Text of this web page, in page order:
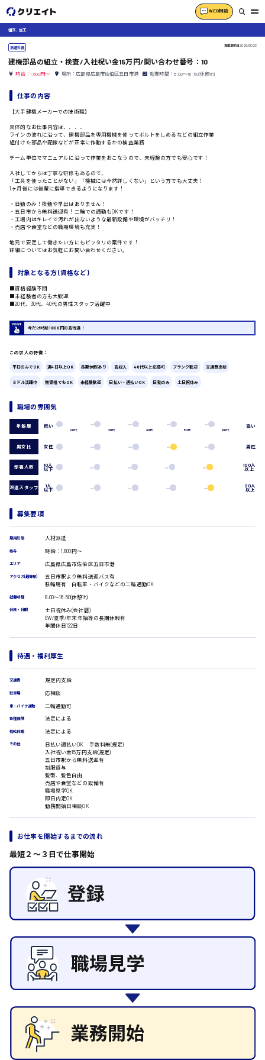
WEB相談
製造・軽作業・物流系
組立、加工
ピッキング・仕分け
看護師
オフィスワーク系
貿易事務
データ入力
コールセンターオペレーター
一般事務
経理事務
IT・クリエイティブ系
DTPオペレーター
CADオペレーター
WEBデザイナー
校正・編集
カスタマーエンジニア
レジ
ラウンダー営業
ルート営業
その他の専門職
自動車整備士
配送・ドライバー
広島市西区
広島市安佐南区
広島市安佐北区
広島市安芸区
安芸太田町
安芸郡
時給1400円～
時給1500円以上
時給制すべて
日給8000円～
日給9000円～
日給10000円以上
組立、加工
派遣社員 掲載更新日2026/06/23
建機部品の組立・検査/入社祝い金15万円/問い合わせ番号：10
時給：1,800円～ 場所：広島県広島市佐伯区五日市港 就業時間：8:00〜16:50(休憩1h)
仕事の内容
【大手建機メーカーでの技術職】
具体的なお仕事内容は、、、、
ラインの流れに沿って、建機部品を専用機械を使ってボルトをしめるなどの組立作業
組付けた部品や配線などが正常に作動するかの検査業務
チーム単位でマニュアルに沿って作業をおこなうので、未経験の方でも安心です！
入社してからは丁寧な研修もあるので、
「工具を使ったことがない」「機械には全然詳しくない」という方でも大丈夫！
1ヶ月後には後輩に指導できるようになります！
・日勤のみ！夜勤や早出はありません！
・五日市から無料送迎有！二輪での通勤もOKです！
・工場内はキレイで汚れが出ないような最新設備や環境がバッチリ！
・売店や食堂などの職場環境も充実！
地元で安定して働きたい方にもピッタリの案件です！
詳細についてはお気軽にお問い合わせください。
対象となる方 (資格など)
■資格経験不問
■未経験者の方も大歓迎
■20代、30代、40代の男性スタッフ活躍中
今だけ時給1800円の高待遇！
この求人の特徴：
平日のみでOK 週4日以上OK 長期休暇あり 高収入 40代以上応募可 ブランク歓迎 交通費支給
ミドル活躍中 無資格でもOK 未経験歓迎 日払い・週払いOK 日勤のみ 土日祝休み
職場の雰囲気
年齢層 低い
20代 30代 40代 50代 60代
高い
男女比 女性 男性
部署人数 10人
以下
100人
以上
派遣スタッフ 1人
以下
20人
以上
募集要項
雇用形態 人材派遣
給与 時給：1,800円～
エリア 広島県広島市佐伯区五日市港
アクセス(最寄駅)
五日市駅より無料送迎バス有
駐輪場有 自転車・バイクなどの二輪通勤OK
就業時間 8:00〜16:50(休憩1h)
休日・休暇
土日祝休み(会社暦)
GW/夏季/年末年始等の長期休暇有
年間休日122日
待遇・福利厚生
交通費 規定内支給
駐車場 応相談
車・バイク通勤 二輪通勤可
各種保険 法定による
有給休暇 法定による
その他
日払い週払いOK 手数料無(規定)
入社祝い金15万円支給(規定)
五日市駅から無料送迎有
制服貸与
髪型、髪色自由
売店や食堂などの設備有
職場見学OK
即日内定OK
勤務開始日相談OK
お仕事を開始するまでの流れ
最短２〜３日で仕事開始